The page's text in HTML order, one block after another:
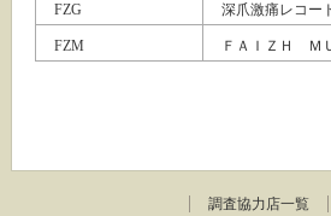
FZG 深爪激痛レコー
FZM ＦＡＩＺＨ Ｍ
調査協力店一覧